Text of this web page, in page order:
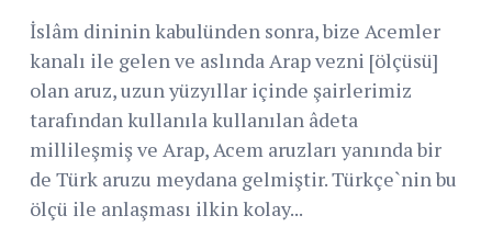
İslâm dininin kabulünden sonra, bize Acemler
kanalı ile gelen ve aslında Arap vezni [ölçüsü]
olan aruz, uzun yüzyıllar içinde şairlerimiz
tarafından kullanıla kullanılan âdeta
millileşmiş ve Arap, Acem aruzları yanında bir
de Türk aruzu meydana gelmiştir. Türkçe`nin bu
ölçü ile anlaşması ilkin kolay...